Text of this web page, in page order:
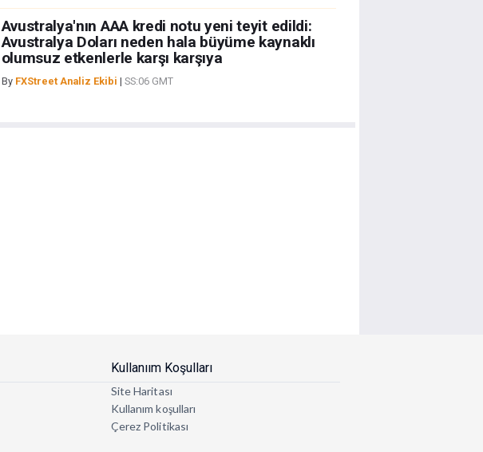
Avustralya'nın AAA kredi notu yeni teyit edildi:
Avustralya Doları neden hala büyüme kaynaklı
olumsuz etkenlerle karşı karşıya
By FXStreet Analiz Ekibi | SS:06 GMT
Kullanıım Koşulları
Site Haritası
Kullanım koşulları
Çerez Politikası